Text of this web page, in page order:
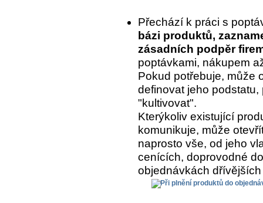
Přechází k práci s
bázi produktů,
zásadních podpěr
poptávkami, nákupem
Pokud potřebuje, může
definovat jeho
"kultivovat".
Kterýkoliv existující
komunikuje, může
naprosto vše, od jeho
cenících, doprovodné
objednávkách